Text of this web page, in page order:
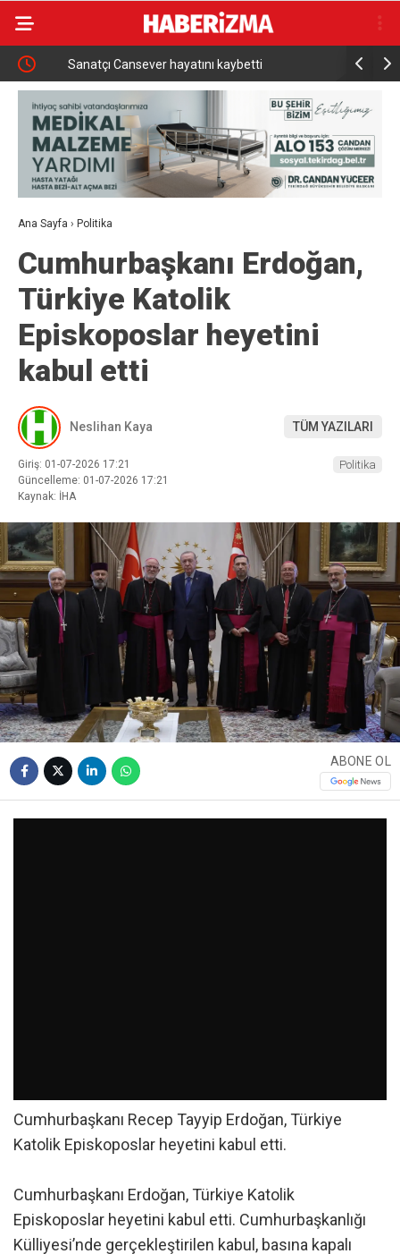
Sanatçı Cansever hayatını kaybetti Türkiye,
tarihi
Ana Sayfa › Politika
Cumhurbaşkanı Erdoğan,
Türkiye Katolik
Episkoposlar heyetini
kabul etti
Neslihan Kaya TÜM YAZILARI
Giriş: 01-07-2026 17:21
Güncelleme: 01-07-2026 17:21
Kaynak: İHA
Politika
ABONE OL
Cumhurbaşkanı Recep Tayyip Erdoğan, Türkiye
Katolik Episkoposlar heyetini kabul etti.
Cumhurbaşkanı Erdoğan, Türkiye Katolik
Episkoposlar heyetini kabul etti. Cumhurbaşkanlığı
Külliyesi’nde gerçekleştirilen kabul, basına kapalı